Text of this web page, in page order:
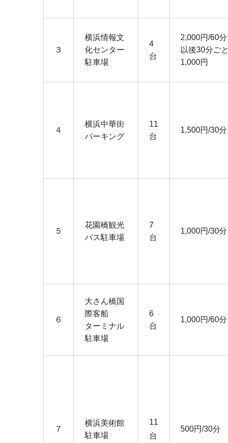
３
横浜情報文
化センター
駐車場
4
台
2,000円/60分
以後30分ごと
1,000円
４
横浜中華街
パーキング
11
台
1,500円/30分
５
花園橋観光
バス駐車場
7
台
1,000円/30分
６
大さん橋国
際客船
ターミナル
駐車場
6
台
1,000円/60分
７
横浜美術館
駐車場
11
台
500円/30分